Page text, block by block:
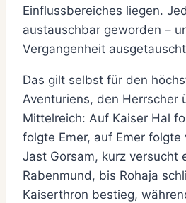
Einflussbereiches liegen.
austauschbar geworden –
Vergangenheit
Das gilt selbst für den
Aventuriens, den Herrscher
Mittelreich: Auf Kaiser Hal
folgte Emer, auf Emer folgte
Jast Gorsam, kurz versucht
Rabenmund, bis Rohaja
Kaiserthron bestieg,